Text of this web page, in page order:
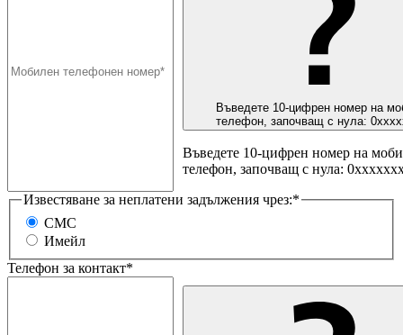
Въведете 10-цифрен номер на
телефон, започващ с нула:
Въведете 10-цифрен номер на
телефон, започващ с нула:
Известяване за неплатени задължения чрез:*
СМС
Имейл
Телефон за контакт*